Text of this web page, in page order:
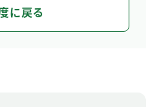
に戻る